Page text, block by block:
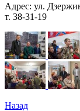
Адрес: ул.
т. 38-31-19
Назад